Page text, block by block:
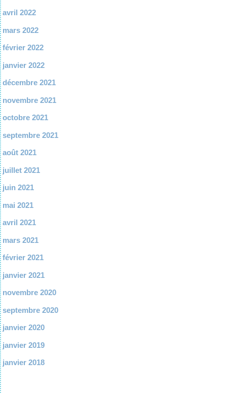
avril 2022
mars 2022
février 2022
janvier 2022
décembre 2021
novembre 2021
octobre 2021
septembre 2021
août 2021
juillet 2021
juin 2021
mai 2021
avril 2021
mars 2021
février 2021
janvier 2021
novembre 2020
septembre 2020
janvier 2020
janvier 2019
janvier 2018